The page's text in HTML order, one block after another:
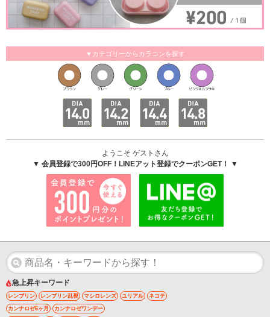
▼カテゴリーからカラコンを探す
ようこそ ゲストさん
▼ 会員登録で300円OFF！LINEアット登録でクーポンGET！ ▼
急上昇キーワード
レンブリン レンブリン乱視 マシロレンズ ユリアル ネコテ
カンナロゼ6ヶ月 カンナロゼワンデー